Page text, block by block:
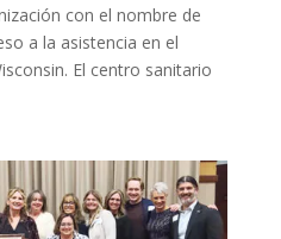
con el nombre de
a la asistencia en el
El centro sanitario